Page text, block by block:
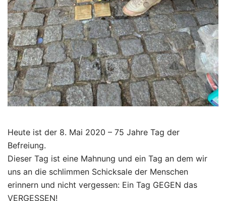
Heute ist der 8. Mai 2020 – 75 Jahre Tag der
Befreiung.
Dieser Tag ist eine Mahnung und ein Tag an dem wir
uns an die schlimmen Schicksale der Menschen
erinnern und nicht vergessen: Ein Tag GEGEN das
VERGESSEN!